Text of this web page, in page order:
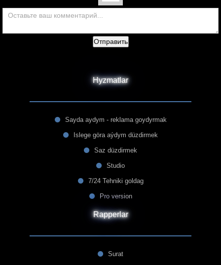
Отправить
Hyzmatlar
Sayda aydym - reklama goydyrmak
Islege göra aýdym düzdirmek
Saz düzdirmek
Studio
7/24 Tehniki goldag
Pro version
Rapperlar
Surat